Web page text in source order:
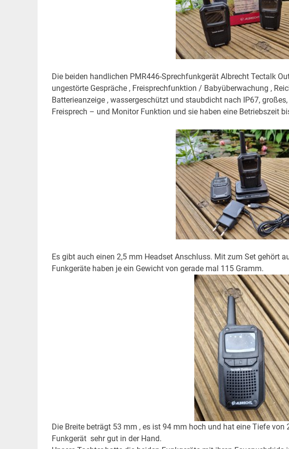
Die beiden handlichen PMR446-Sprechfunkgerät Albrecht Tectalk
ungestörte Gespräche , Freisprechfunktion / Babyüberwachung ,
Batterieanzeige , wassergeschützt und staubdicht nach IP67,
Freisprech – und Monitor Funktion und sie haben eine Betriebszeit
Es gibt auch einen 2,5 mm Headset Anschluss. Mit zum Set gehört
Funkgeräte haben je ein Gewicht von gerade mal 115 Gramm.
Die Breite beträgt 53 mm , es ist 94 mm hoch und hat eine Tiefe
Funkgerät sehr gut in der Hand.